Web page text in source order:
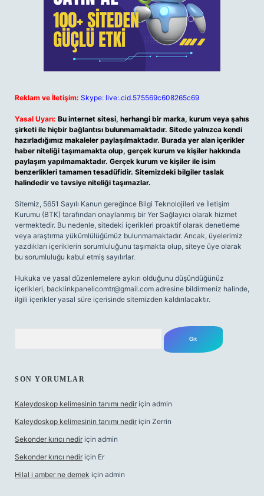
Reklam ve İletişim: Skype: live:.cid.575569c608265c69
Yasal Uyarı: Bu internet sitesi, herhangi bir marka, kurum veya şahıs
şirketi ile hiçbir bağlantısı bulunmamaktadır. Sitede yalnızca kendi
hazırladığımız makaleler paylaşılmaktadır. Burada yer alan içerikler
haber niteliği taşımamakta olup, gerçek kurum ve kişiler hakkında
paylaşım yapılmamaktadır. Gerçek kurum ve kişiler ile isim
benzerlikleri tamamen tesadüfidir. Sitemizdeki bilgiler taslak
halindedir ve tavsiye niteliği taşımazlar.
Sitemiz, 5651 Sayılı Kanun gereğince Bilgi Teknolojileri ve İletişim
Kurumu (BTK) tarafından onaylanmış bir Yer Sağlayıcı olarak hizmet
vermektedir. Bu nedenle, sitedeki içerikleri proaktif olarak denetleme
veya araştırma yükümlülüğümüz bulunmamaktadır. Ancak, üyelerimiz
yazdıkları içeriklerin sorumluluğunu taşımakta olup, siteye üye olarak
bu sorumluluğu kabul etmiş sayılırlar.
Hukuka ve yasal düzenlemelere aykırı olduğunu düşündüğünüz
içerikleri, backlinkpanelicomtr@gmail.com adresine bildirmeniz halinde,
ilgili içerikler yasal süre içerisinde sitemizden kaldırılacaktır.
SON YORUMLAR
Kaleydoskop kelimesinin tanımı nedir için admin
Kaleydoskop kelimesinin tanımı nedir için Zerrin
Sekonder kırıcı nedir için admin
Sekonder kırıcı nedir için Er
Hilal i amber ne demek için admin